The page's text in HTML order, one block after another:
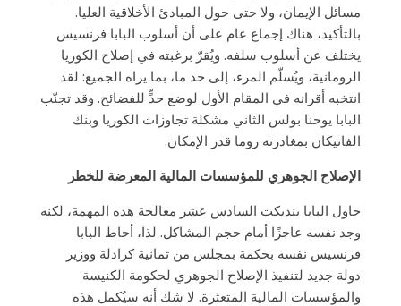
مسائل الإيمان، ولا حتى حول المبادئ الأخلاقية العليا.
بالتأكيد، هناك إجماع عام على أن أسلوب البابا فرنسيس
يختلف عن أسلوب سلفه. ويُقرّ برغبته في إصلاح الكوريا
الرومانية، ويُسلّم المرء، إلى حد ما، بما يراه الجميع: لقد
انتخبه أقرانه في المقام الأول لوضع حدٍّ للفضائح. وقد تجنّب
البابا يوحنا بولس الثاني مشكلة تجاوزات الكوريا وبنك
الفاتيكان بمغادرته روما قدر الإمكان.
الإصلاح الجوهري للمؤسسات المالية المعرضة للخطر
حاول البابا بنديكت السادس عشر معالجة هذه المهمة، لكنه
وجد نفسه عاجزًا أمام حجم المشاكل. لذا، أحاط البابا
فرنسيس نفسه بحكمة بمجلس من ثمانية كرادلة ووزير
دولة جديد لتنفيذ الإصلاح الجوهري لحكومة الكنيسة
والمؤسسات المالية المتعثرة. لا شك أنه سيُكمل هذه